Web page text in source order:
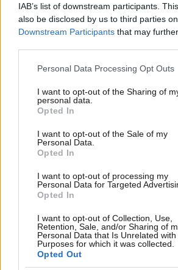
IAB’s list of downstream participants.
also be disclosed by us to third parties
Downstream Participants that may
Please note that this website/app uses
not limited to your visit or usage
grant or deny consent to Google and its
use your data for below specified
consent section.
Personal Data Processing Opt Outs
I want to opt-out of the Sharing of
personal data.
Opted In
I want to opt-out of the Sale of my
Personal Data.
Opted In
I want to opt-out of processing my
Personal Data for Targeted
Opted In
I want to opt-out of Collection, Use,
Retention, Sale, and/or Sharing of
Personal Data that Is Unrelated
Purposes for which it was collected.
Opted Out
03·02·2021 18:29
Αρκουμανέας: Δεν υπάρχει κανένα
καταγραφής κρουσμάτων
02·02·2021 11:20